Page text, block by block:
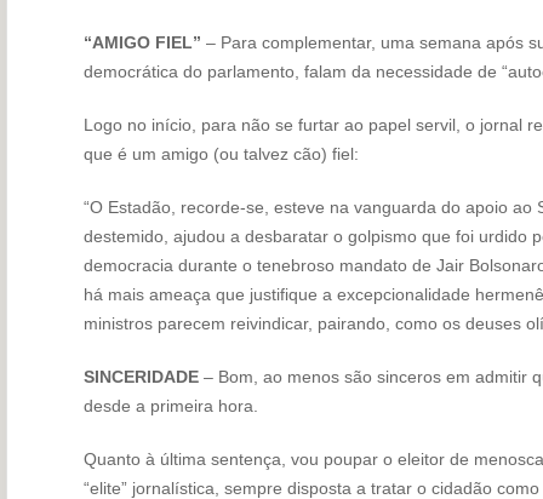
“AMIGO FIEL” – Para complementar, uma semana após
democrática do parlamento, falam da necessidade de
Logo no início, para não se furtar ao papel servil, o jornal
que é um amigo (ou talvez cão) fiel:
“O Estadão, recorde-se, esteve na vanguarda do apoio ao
destemido, ajudou a desbaratar o golpismo que foi urdido
democracia durante o tenebroso mandato de Jair
há mais ameaça que justifique a excepcionalidade
ministros parecem reivindicar, pairando, como os deuses
SINCERIDADE– Bom, ao menos são sinceros em admitir
desde a primeira hora.
Quanto à última sentença, vou poupar o eleitor de
“elite” jornalística, sempre disposta a tratar o cidadão